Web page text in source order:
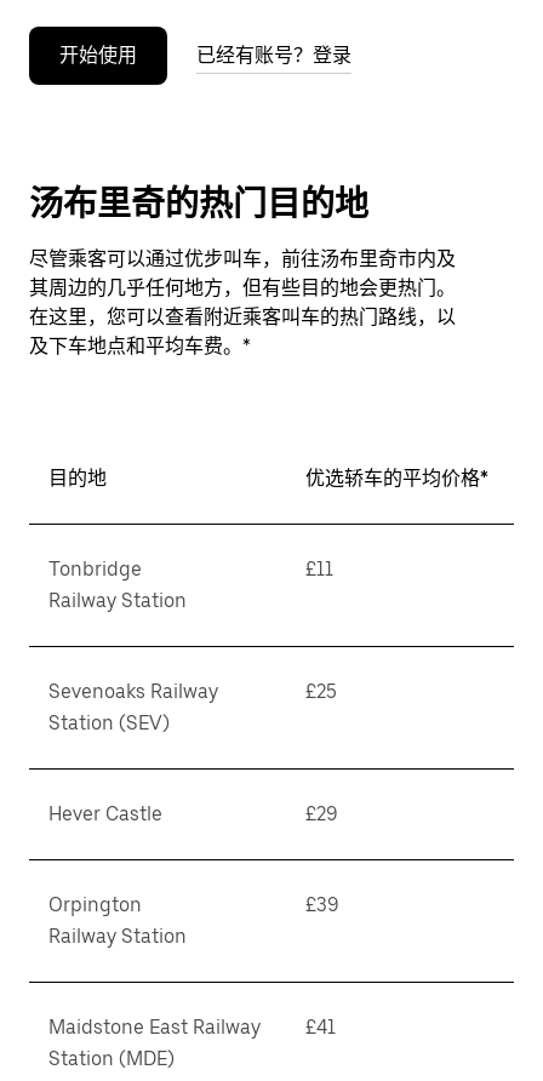
开始使用 已经有账号？登录
汤布里奇的热门目的地
尽管乘客可以通过优步叫车，前往汤布里奇市内及
其周边的几乎任何地方，但有些目的地会更热门。
在这里，您可以查看附近乘客叫车的热门路线，以
及下车地点和平均车费。*
目的地 优选轿车的平均价格*
Tonbridge
Railway Station
£11
Sevenoaks Railway
Station (SEV)
£25
Hever Castle £29
Orpington
Railway Station
£39
Maidstone East Railway
Station (MDE)
£41